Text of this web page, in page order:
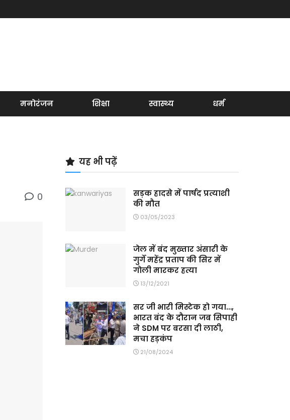
मनोरंजन शिक्षा स्वास्थ्य धर्म
0
यह भी पढ़ें
सड़क हादसे में पार्षद प्रत्याशी
की मौत
03/05/2023
जेल में बंद मुख्तार अंसारी के
गुर्गे महेंद्र प्रताप की सिर में
गोली मारकर हत्या
13/12/2021
सर जी भारी मिस्टेक हो गया…,
भारत बंद के दौरान जब सिपाही
ने SDM पर बरसा दी लाठी,
मचा हड़कंप
21/08/2024